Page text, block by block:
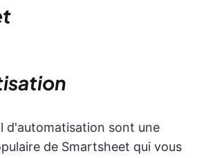
d'automatisation sont une
de Smartsheet qui vous